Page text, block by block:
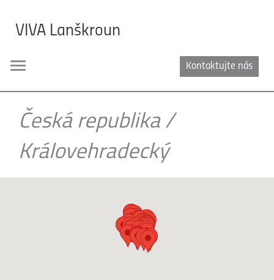
VIVA Lanškroun
Kontaktujte nás
Toggle
Česká republika/
Královehradecký